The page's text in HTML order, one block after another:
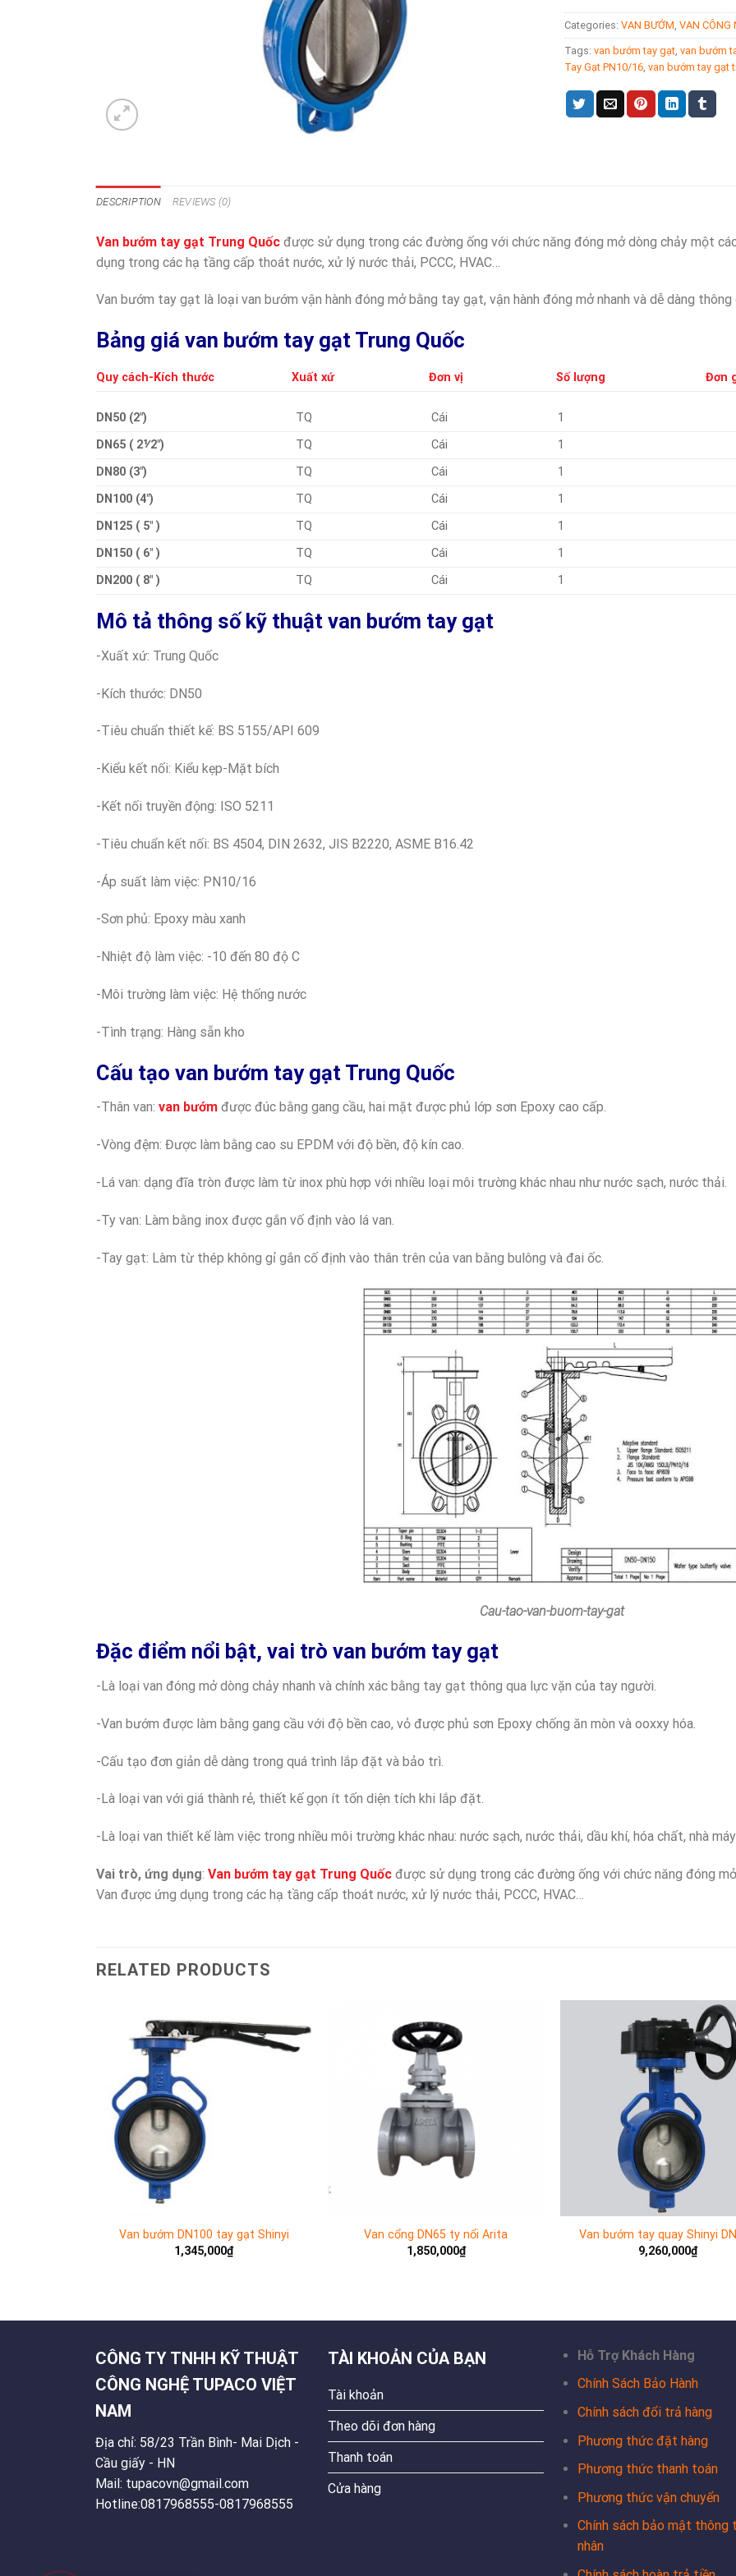
Categories: VAN BƯỚM VAN CÔNG
Tags: van bướm tay gạt van bướm
Tay Gạt PN10/16 van bướm tay gạt
DESCRIPTION REVIEWS (0)
Van bướm tay gạt Trung Quốc được sử dụng trong các đường ống với chức năng đóng mở dòng chảy một
dụng trong các hạ tầng cấp thoát nước, xử lý nước thải, PCCC, HVAC…
Van bướm tay gạt là loại van bướm vận hành đóng mở bằng tay gạt, vận hành đóng mở nhanh và dễ dàng
Bảng giá van bướm tay gạt Trung Quốc
Quy cách-Kích thước Xuất xứ Đơn vị Số lượng Đơn
DN50 (2″) TQ Cái 1
DN65 ( 2⅟2″)
TQ Cái 1
DN80 (3″)
TQ Cái 1
DN100 (4″)
TQ Cái 1
DN125 ( 5″ )
TQ Cái 1
DN150 ( 6″ )
TQ Cái 1
DN200 ( 8″ )
TQ Cái 1
Mô tả thông số kỹ thuật van bướm tay gạt
-Xuất xứ: Trung Quốc
-Kích thước: DN50
-Tiêu chuẩn thiết kế: BS 5155/API 609
-Kiểu kết nối: Kiểu kẹp-Mặt bích
-Kết nối truyền động: ISO 5211
-Tiêu chuẩn kết nối: BS 4504, DIN 2632, JIS B2220, ASME B16.42
-Áp suất làm việc: PN10/16
-Sơn phủ: Epoxy màu xanh
-Nhiệt độ làm việc: -10 đến 80 độ C
-Môi trường làm việc: Hệ thống nước
-Tình trạng: Hàng sẵn kho
Cấu tạo van bướm tay gạt Trung Quốc
-Thân van: van bướm được đúc bằng gang cầu, hai mặt được phủ lớp sơn Epoxy cao cấp.
-Vòng đệm: Được làm bằng cao su EPDM với độ bền, độ kín cao.
-Lá van: dạng đĩa tròn được làm từ inox phù hợp với nhiều loại môi trường khác nhau như nước sạch, nước thải.
-Ty van: Làm bằng inox được gắn vố định vào lá van.
-Tay gạt: Làm từ thép không gỉ gắn cố định vào thân trên của van bằng bulông và đai ốc.
Cau-tao-van-buom-tay-gat
Đặc điểm nổi bật, vai trò van bướm tay gạt
-Là loại van đóng mở dòng chảy nhanh và chính xác bằng tay gạt thông qua lực vặn của tay người.
-Van bướm được làm bằng gang cầu với độ bền cao, vỏ được phủ sơn Epoxy chống ăn mòn và ooxxy hóa.
-Cấu tạo đơn giản dễ dàng trong quá trình lắp đặt và bảo trì.
-Là loại van với giá thành rẻ, thiết kế gọn ít tốn diện tích khi lắp đặt.
-Là loại van thiết kế làm việc trong nhiều môi trường khác nhau: nước sạch, nước thải, dầu khí, hóa chất, nhà
Vai trò, ứng dụng: Van bướm tay gạt Trung Quốc được sử dụng trong các đường ống với chức năng đóng
Van được ứng dụng trong các hạ tầng cấp thoát nước, xử lý nước thải, PCCC, HVAC…
RELATED PRODUCTS
Van bướm DN100 tay gạt Shinyi
1,345,000₫
Van cổng DN65 ty nổi Arita
1,850,000₫
Van bướm tay quay Shinyi
9,260,000₫
CÔNG TY TNHH KỸ THUẬT
CÔNG NGHỆ TUPACO VIỆT
NAM
Địa chỉ: 58/23 Trần Bình- Mai Dịch -
Cầu giấy - HN
Mail: tupacovn@gmail.com
Hotline:0817968555-0817968555
TÀI KHOẢN CỦA BẠN
Tài khoản
Theo dõi đơn hàng
Thanh toán
Cửa hàng
Hỗ Trợ Khách Hàng
Chính Sách Bảo Hành
Chính sách đổi trả hàng
Phương thức đặt hàng
Phương thức thanh toán
Phương thức vận chuyển
Chính sách bảo mật thông
nhân